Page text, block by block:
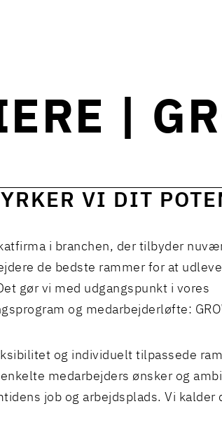
|
VI DIT
i branchen, der tilbyder
de bedste rammer for at
gør vi med udgangspunkt i vores
og medarbejderløfte:
og individuelt tilpassede
medarbejders ønsker og
job og arbejdsplads. Vi kalder